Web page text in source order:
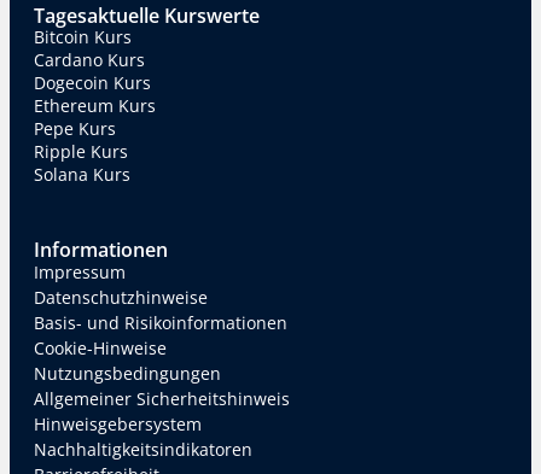
Tagesaktuelle Kurswerte
Bitcoin Kurs
Cardano Kurs
Dogecoin Kurs
Ethereum Kurs
Pepe Kurs
Ripple Kurs
Solana Kurs
Informationen
Impressum
Datenschutzhinweise
Basis- und Risikoinformationen
Cookie-Hinweise
Nutzungsbedingungen
Allgemeiner Sicherheitshinweis
Hinweisgebersystem
Nachhaltigkeitsindikatoren